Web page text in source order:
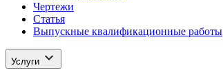
Чертежи
Статья
Выпускные квалификационные работы
Услуги